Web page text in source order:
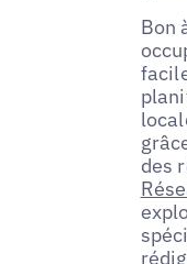
Bon
des